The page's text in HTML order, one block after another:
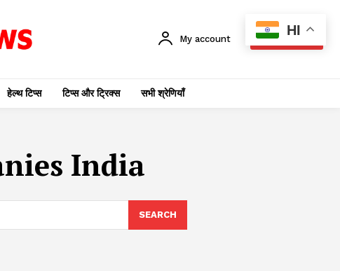
My account SUBSCRIBE
हेल्थ टिप्स टिप्स और ट्रिक्स सभी श्रेणियाँ
India
SEARCH
HI